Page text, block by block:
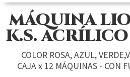
MÁQUINA
K.S.
COLOR ROSA, AZUL,
CAJA x 12 MÁQUINAS - CON